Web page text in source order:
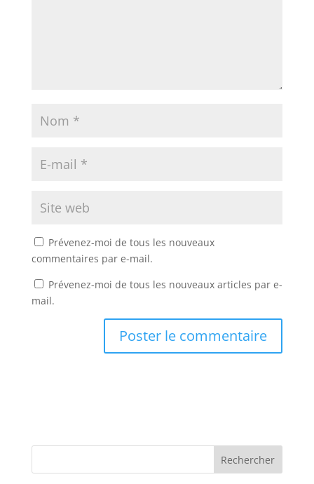
Prévenez-moi de tous les nouveaux
commentaires par e-mail.
Prévenez-moi de tous les nouveaux articles par e-
mail.